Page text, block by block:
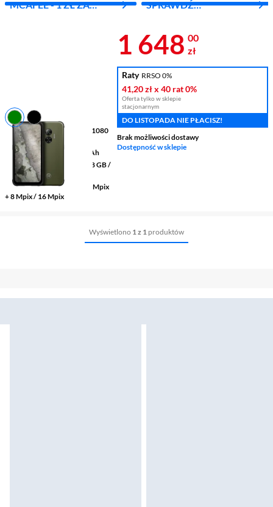
MCAFEE - 1 ZŁ ZA
SPRAWDŹ
Wyświetlacz
6,56 " 2412 x 1080
pikseli IPS
Pojemność baterii
5000 mAh
Pamięć RAM/wewnętrzna
8 GB /
256 GB
Aparaty tylny/przedni
+ 50 Mpix
+ 8 Mpix / 16 Mpix
Cena 1 648
1 648 00
zł
Raty RRSO 0%
41,20 złx 40 rat0%
Oferta tylko w sklepie
stacjonarnym
DO LISTOPADA NIE PŁACISZ!
Brak możliwości dostawy
Dostępność w sklepie
Wyświetlono 1 z 1 produktów